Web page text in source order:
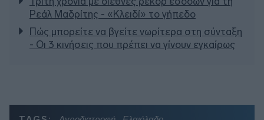
Ρεάλ Μαδρίτης - «Κλειδί» το γήπεδο
Πώς μπορείτε να βγείτε νωρίτερα στη σύνταξη
- Οι 3 κινήσεις που πρέπει να γίνουν εγκαίρως